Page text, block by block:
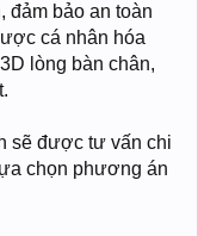
đảm bảo an toàn
cá nhân hóa
lòng bàn chân,
sẽ được tư vấn chi
chọn phương án